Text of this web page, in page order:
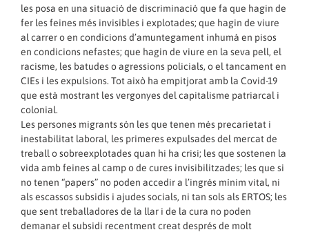
les posa en una situació de discriminació que fa que hagin de
fer les feines més invisibles i explotades; que hagin de viure
al carrer o en condicions d’amuntegament inhumà en pisos
en condicions nefastes; que hagin de viure en la seva pell, el
racisme, les batudes o agressions policials, o el tancament en
CIEs i les expulsions. Tot això ha empitjorat amb la Covid-19
que està mostrant les vergonyes del capitalisme patriarcal i
colonial.
Les persones migrants són les que tenen més precarietat i
inestabilitat laboral, les primeres expulsades del mercat de
treball o sobreexplotades quan hi ha crisi; les que sostenen la
vida amb feines al camp o de cures invisibilitzades; les que si
no tenen “papers” no poden accedir a l’ingrés mínim vital, ni
als escassos subsidis i ajudes socials, ni tan sols als ERTOS; les
que sent treballadores de la llar i de la cura no poden
demanar el subsidi recentment creat després de molt